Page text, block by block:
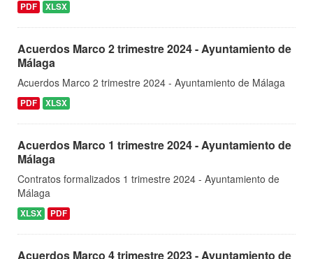
PDF XLSX
Acuerdos Marco 2 trimestre 2024 - Ayuntamiento de
Málaga
Acuerdos Marco 2 trimestre 2024 - Ayuntamiento de Málaga
PDF XLSX
Acuerdos Marco 1 trimestre 2024 - Ayuntamiento de
Málaga
Contratos formalizados 1 trimestre 2024 - Ayuntamiento de
Málaga
XLSX PDF
Acuerdos Marco 4 trimestre 2023 - Ayuntamiento de